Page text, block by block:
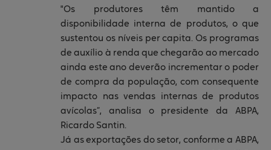
"Os produtores têm mantido a
disponibilidade interna de produtos, o que
sustentou os níveis per capita. Os programas
de auxílio à renda que chegarão ao mercado
ainda este ano deverão incrementar o poder
de compra da população, com consequente
impacto nas vendas internas de produtos
avícolas”, analisa o presidente da ABPA,
Ricardo Santin.
Já as exportações do setor, conforme a ABPA,